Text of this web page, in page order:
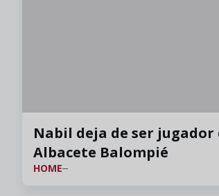
Nabil deja de ser jugador
Albacete Balompié
HOME